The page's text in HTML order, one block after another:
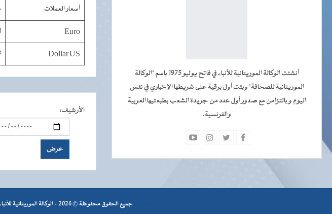
أنشئت الوكالة الموريتانية للأنباء في فاتح يوليو 1975 باسم "الوكالة
الموريتانية للصحافة" وبثت أول برقية على شريطها الإخباري في نفس
اليوم و بالتزامن مع صدور أول عدد من جريدة الشعب بطبعتيها العربية
والفرنسية.
أسعار العملات
Euro
Dollar US
الأرشيف:
جميع الحقوق محفوظة © 2026 - الوكالة الموريتانية للأنباء